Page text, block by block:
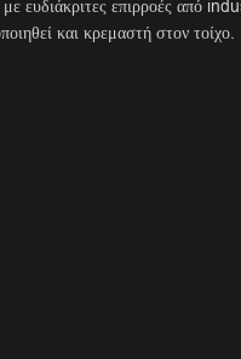
ευδιάκριτες επιρροές από
και κρεμαστή στον τοίχο.